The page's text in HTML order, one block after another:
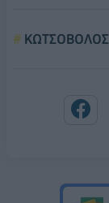
ΚΩΤΣΟΒΟΛΟΣ